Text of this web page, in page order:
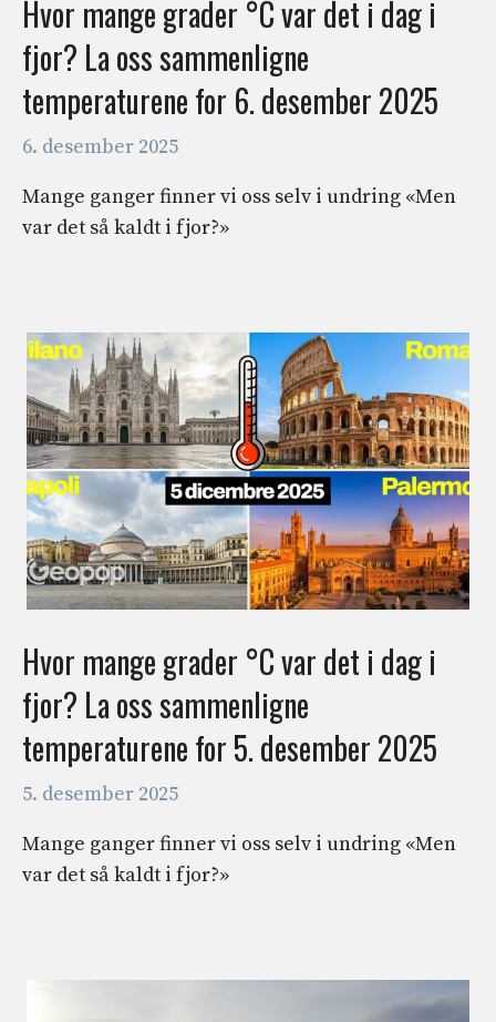
Hvor mange grader °C var det i dag i
fjor? La oss sammenligne
temperaturene for 6. desember 2025
6. desember 2025
Mange ganger finner vi oss selv i undring «Men
var det så kaldt i fjor?»
Hvor mange grader °C var det i dag i
fjor? La oss sammenligne
temperaturene for 5. desember 2025
5. desember 2025
Mange ganger finner vi oss selv i undring «Men
var det så kaldt i fjor?»